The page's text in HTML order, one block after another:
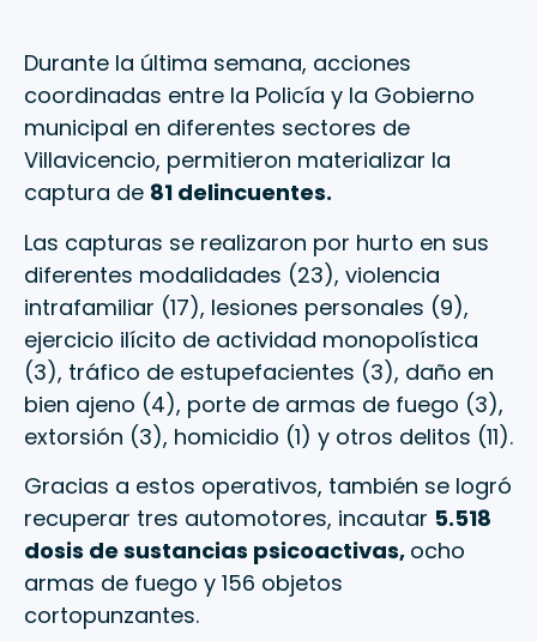
Durante la última semana, acciones
coordinadas entre la Policía y la Gobierno
municipal en diferentes sectores de
Villavicencio, permitieron materializar la
captura de 81 delincuentes.
Las capturas se realizaron por hurto en sus
diferentes modalidades (23), violencia
intrafamiliar (17), lesiones personales (9),
ejercicio ilícito de actividad monopolística
(3), tráfico de estupefacientes (3), daño en
bien ajeno (4), porte de armas de fuego (3),
extorsión (3), homicidio (1) y otros delitos (11).
Gracias a estos operativos, también se logró
recuperar tres automotores, incautar 5.518
dosis de sustancias psicoactivas, ocho
armas de fuego y 156 objetos
cortopunzantes.